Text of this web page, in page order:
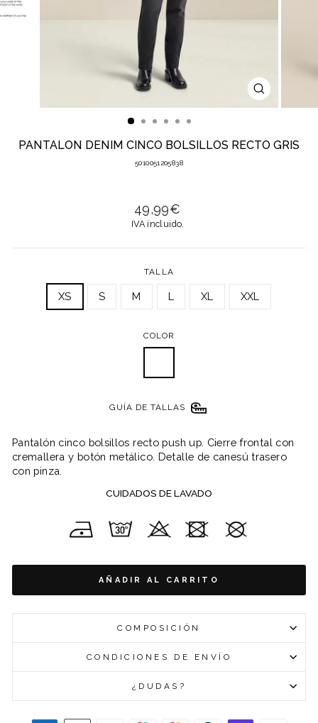
CERRAR
(ESC)
PANTALON DENIM CINCO BOLSILLOS RECTO GRIS
5010051205838
Precio
habitual
49,99€
IVA incluido.
TALLA
XS S M L XL XXL
COLOR
GUÍA DE TALLAS
Pantalón cinco bolsillos recto push up. Cierre frontal con
cremallera y botón metálico. Detalle de canesú trasero
con pinza.
CUIDADOS DE LAVADO
AÑADIR AL CARRITO
COMPOSICIÓN
CONDICIONES DE ENVÍO
¿DUDAS?